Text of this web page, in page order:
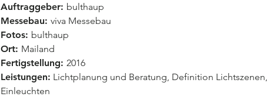
Auftraggeber: bulthaup
Messebau: viva Messebau
Fotos: bulthaup
Ort: Mailand
Fertigstellung: 2016
Leistungen: Lichtplanung und Beratung, Definition Lichtszenen,
Einleuchten